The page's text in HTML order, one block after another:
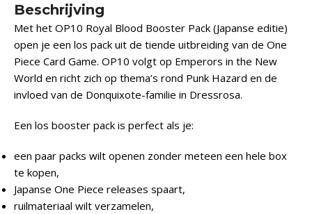
Beschrijving
Met het OP10 Royal Blood Booster Pack (Japanse editie)
open je een los pack uit de tiende uitbreiding van de One
Piece Card Game. OP10 volgt op Emperors in the New
World en richt zich op thema’s rond Punk Hazard en de
invloed van de Donquixote-familie in Dressrosa.
Een los booster pack is perfect als je:
een paar packs wilt openen zonder meteen een hele box
te kopen,
Japanse One Piece releases spaart,
ruilmateriaal wilt verzamelen,